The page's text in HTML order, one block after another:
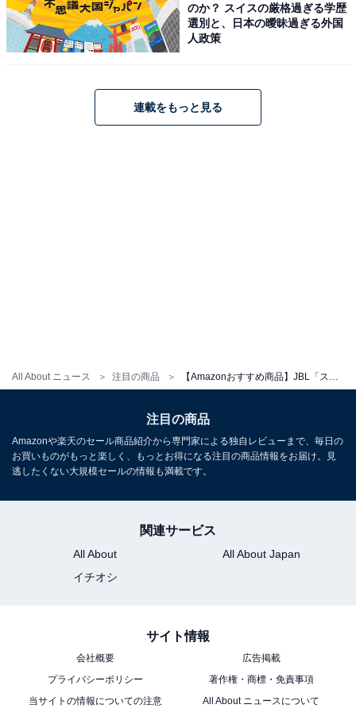
All About ニュース 注目の商品
JBL「FLIP ESSENTIAL2」
Amazonプライムは、月額600円（税込）または年間
5900円（税込）で、多彩な特典を提供する会員制プログ
ラムです。
のか？ スイスの厳格過ぎる学歴
選別と、日本の曖昧過ぎる外国
人政策
連載をもっと見る
注目の商品
Amazonや楽天のセール商品紹介から専門家による独自レビューまで、毎日の
お買いものがもっと楽しく、もっとお得になる注目の商品情報をお届け。見
逃したくない大規模セールの情報も満載です。
関連サービス
All About
All About Japan
イチオシ
サイト情報
会社概要
広告掲載
プライバシーポリシー
著作権・商標・免責事項
当サイトの情報についての注意
All About ニュースについて